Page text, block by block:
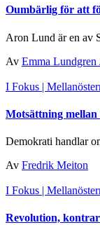
Oumbärlig för att
Aron Lund är en av
Av Emma Lundgren
I Fokus |
Motsättning
Demokrati handlar
Av Fredrik Meiton
I Fokus |
Revolution,